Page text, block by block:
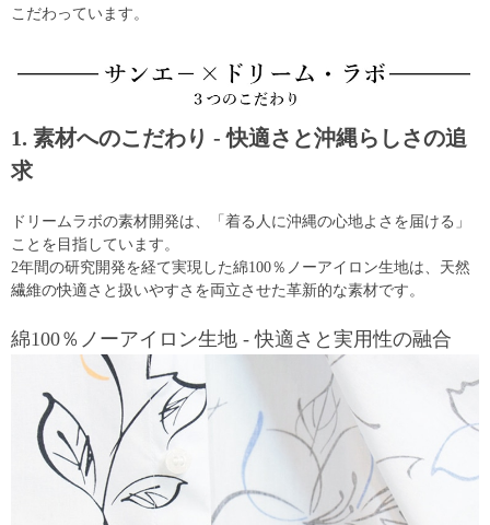
こだわっています。
1. 素材へのこだわり - 快適さと沖縄らしさの追
求
ドリームラボの素材開発は、「着る人に沖縄の心地よさを届ける」
ことを目指しています。
2年間の研究開発を経て実現した綿100％ノーアイロン生地は、天然
繊維の快適さと扱いやすさを両立させた革新的な素材です。
綿100％ノーアイロン生地 - 快適さと実用性の融合